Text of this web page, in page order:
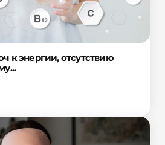
к энергии, отсутствию